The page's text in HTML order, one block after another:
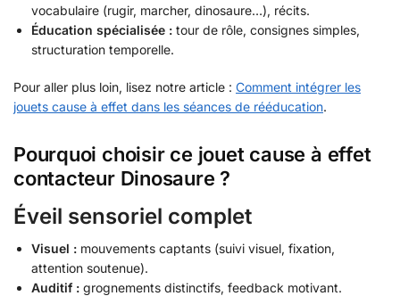
vocabulaire (rugir, marcher, dinosaure…), récits.
Éducation spécialisée : tour de rôle, consignes simples,
structuration temporelle.
Pour aller plus loin, lisez notre article : Comment intégrer les
jouets cause à effet dans les séances de rééducation.
Pourquoi choisir ce jouet cause à effet
contacteur Dinosaure ?
Éveil sensoriel complet
Visuel : mouvements captants (suivi visuel, fixation,
attention soutenue).
Auditif : grognements distinctifs, feedback motivant.